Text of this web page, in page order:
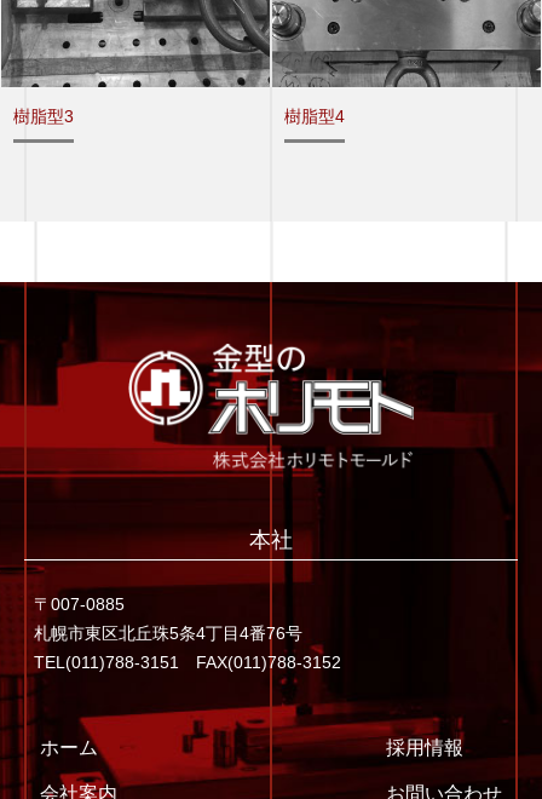
樹脂型3 樹脂型4
本社
〒007-0885
札幌市東区北丘珠5条4丁目4番76号
TEL(011)788-3151 FAX(011)788-3152
ホーム
会社案内
採用情報
お問い合わせ